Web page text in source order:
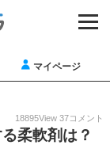
マイページ
18895View 37コメント
柔軟剤は？